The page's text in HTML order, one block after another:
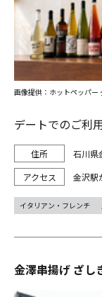
デートでのご利
石川県
金沢駅
画像提供：ホットペッパー
イタリアン・フレンチ
金澤串揚げ ざし